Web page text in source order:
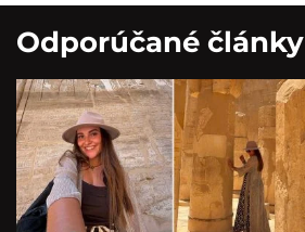
Odporúčané články